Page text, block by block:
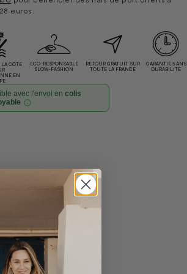
euros.
CÔTE
EN
ECO-RESPONSABLE
SLOW-FASHION
RETOUR GRATUIT SUR
TOUTE LA FRANCE
GARANTIE 5 ANS
DURABILITE
avec l'envoi en colis